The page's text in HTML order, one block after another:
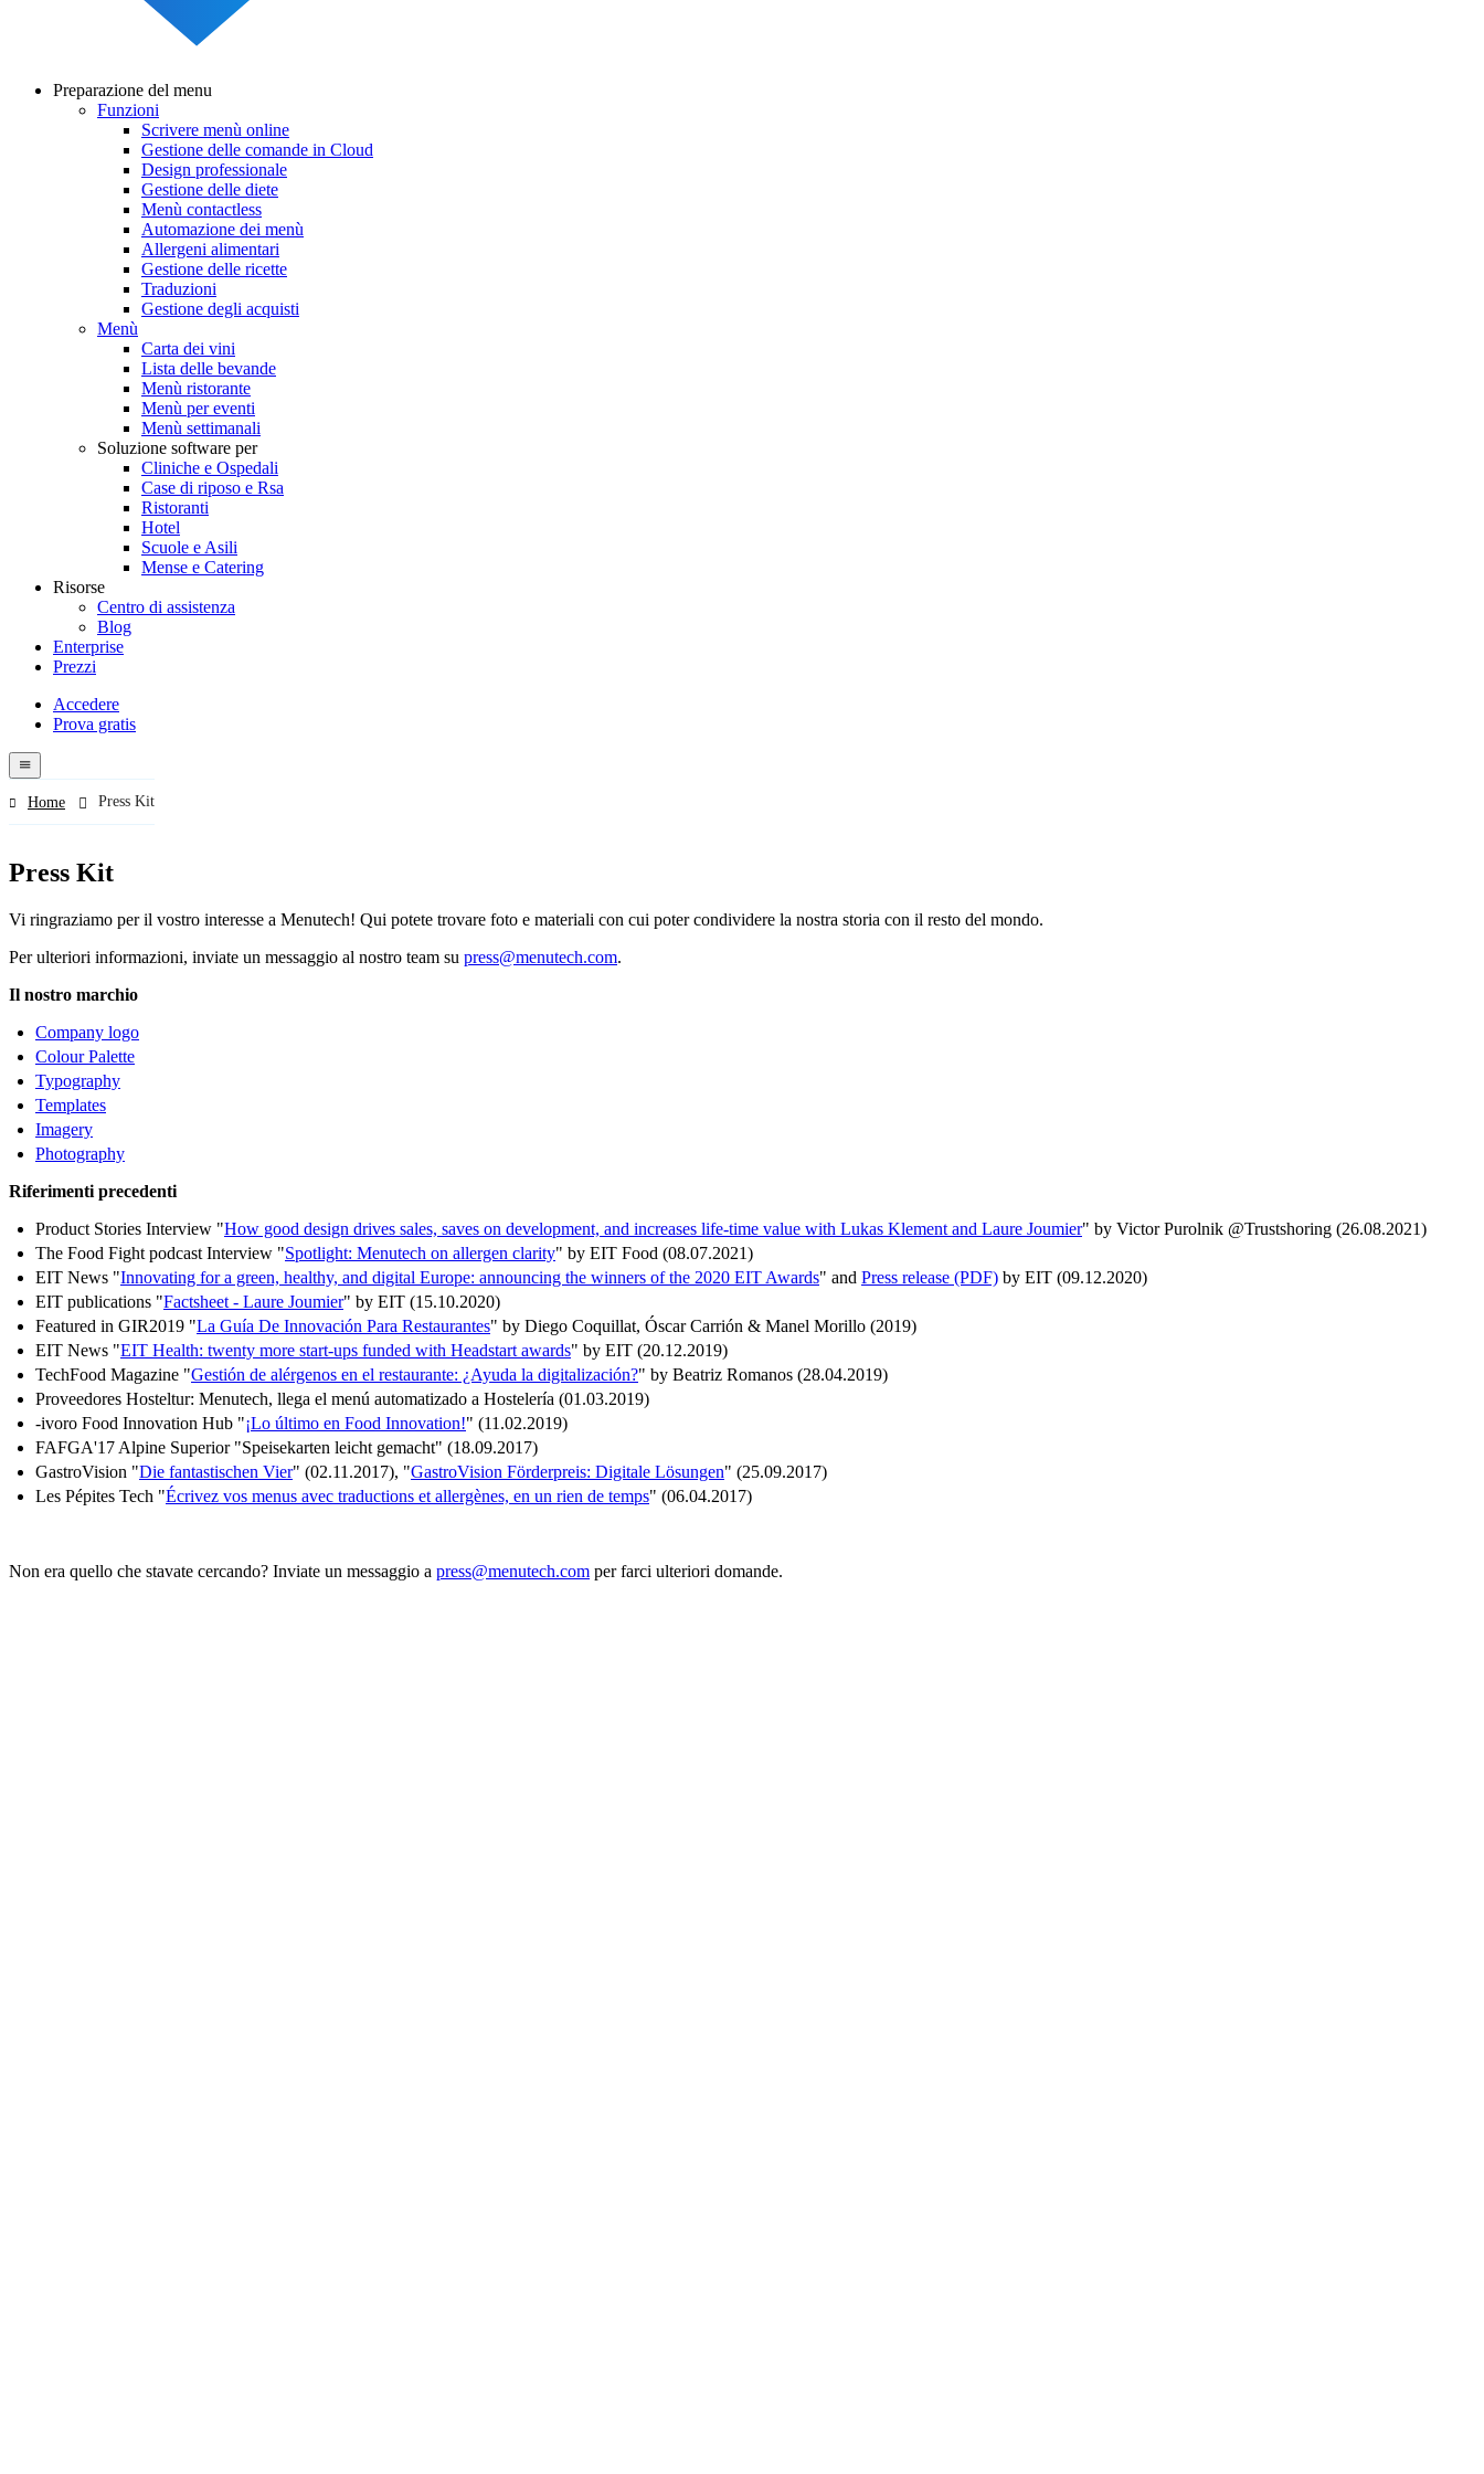
navigation
Preparazione del menu
Funzioni
Scrivere menù online
Gestione delle comande in Cloud
Design professionale
Gestione delle diete
Menù contactless
Automazione dei menù
Allergeni alimentari
Gestione delle ricette
Traduzioni
Gestione degli acquisti
Menù
Carta dei vini
Lista delle bevande
Menù ristorante
Menù per eventi
Menù settimanali
Soluzione software per
Cliniche e Ospedali
Case di riposo e Rsa
Ristoranti
Hotel
Scuole e Asili
Mense e Catering
Risorse
Centro di assistenza
Blog
Enterprise
Prezzi
Menutech
navigation
Accedere
Prova gratis
menu
Home Press Kit
Press Kit
Vi ringraziamo per il vostro interesse a Menutech! Qui potete trovare foto e materiali con cui poter condividere la nostra storia con il resto del mondo.
Per ulteriori informazioni, inviate un messaggio al nostro team su press@menutech.com.
Il nostro marchio
Company logo
Colour Palette
Typography
Templates
Imagery
Photography
Riferimenti precedenti
Product Stories Interview "How good design drives sales, saves on development, and increases life-time value with Lukas Klement and Laure Joumier" by Victor Purolnik @Trustshoring (26.08.2021)
The Food Fight podcast Interview "Spotlight: Menutech on allergen clarity" by EIT Food (08.07.2021)
EIT News "Innovating for a green, healthy, and digital Europe: announcing the winners of the 2020 EIT Awards" and Press release (PDF) by EIT (09.12.2020)
EIT publications "Factsheet - Laure Joumier" by EIT (15.10.2020)
Featured in GIR2019 "La Guía De Innovación Para Restaurantes" by Diego Coquillat, Óscar Carrión & Manel Morillo (2019)
EIT News "EIT Health: twenty more start-ups funded with Headstart awards" by EIT (20.12.2019)
TechFood Magazine "Gestión de alérgenos en el restaurante: ¿Ayuda la digitalización?" by Beatriz Romanos (28.04.2019)
Proveedores Hosteltur: Menutech, llega el menú automatizado a Hostelería (01.03.2019)
-ivoro Food Innovation Hub "¡Lo último en Food Innovation!" (11.02.2019)
FAFGA'17 Alpine Superior "Speisekarten leicht gemacht" (18.09.2017)
GastroVision "Die fantastischen Vier" (02.11.2017), "GastroVision Förderpreis: Digitale Lösungen" (25.09.2017)
Les Pépites Tech "Écrivez vos menus avec traductions et allergènes, en un rien de temps" (06.04.2017)
Non era quello che stavate cercando? Inviate un messaggio a press@menutech.com per farci ulteriori domande.